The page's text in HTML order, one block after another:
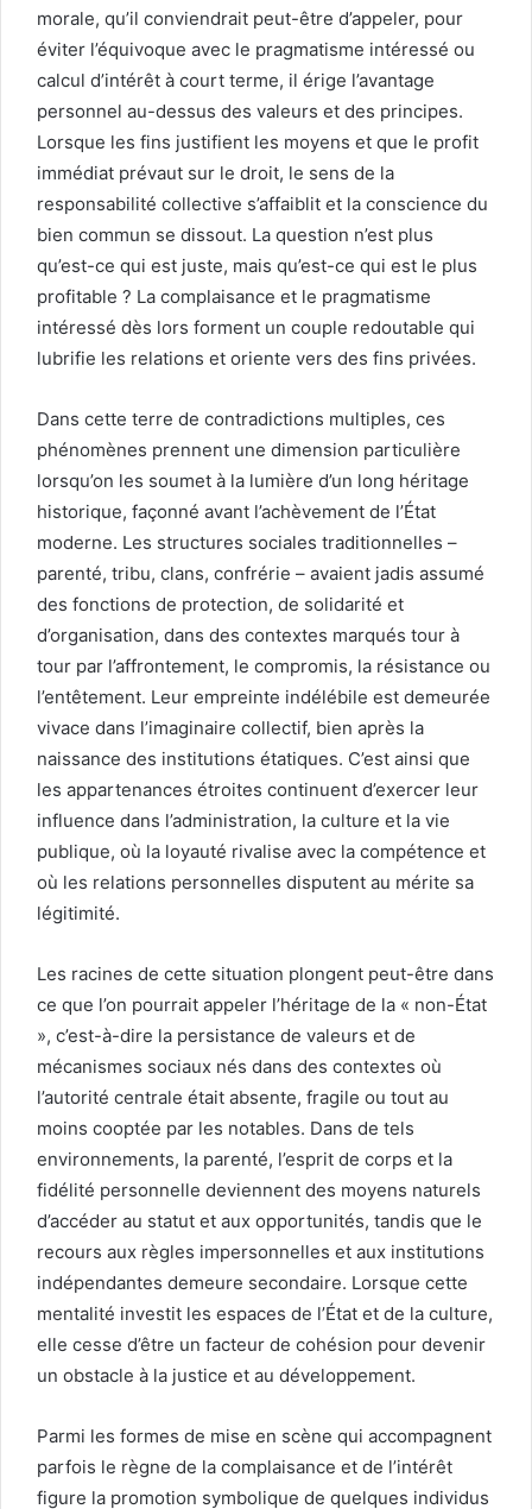
morale, qu’il conviendrait peut-être d’appeler, pour
éviter l’équivoque avec le pragmatisme intéressé ou
calcul d’intérêt à court terme, il érige l’avantage
personnel au-dessus des valeurs et des principes.
Lorsque les fins justifient les moyens et que le profit
immédiat prévaut sur le droit, le sens de la
responsabilité collective s’affaiblit et la conscience du
bien commun se dissout. La question n’est plus
qu’est-ce qui est juste, mais qu’est-ce qui est le plus
profitable ? La complaisance et le pragmatisme
intéressé dès lors forment un couple redoutable qui
lubrifie les relations et oriente vers des fins privées.
Dans cette terre de contradictions multiples, ces
phénomènes prennent une dimension particulière
lorsqu’on les soumet à la lumière d’un long héritage
historique, façonné avant l’achèvement de l’État
moderne. Les structures sociales traditionnelles –
parenté, tribu, clans, confrérie – avaient jadis assumé
des fonctions de protection, de solidarité et
d’organisation, dans des contextes marqués tour à
tour par l’affrontement, le compromis, la résistance ou
l’entêtement. Leur empreinte indélébile est demeurée
vivace dans l’imaginaire collectif, bien après la
naissance des institutions étatiques. C’est ainsi que
les appartenances étroites continuent d’exercer leur
influence dans l’administration, la culture et la vie
publique, où la loyauté rivalise avec la compétence et
où les relations personnelles disputent au mérite sa
légitimité.
Les racines de cette situation plongent peut-être dans
ce que l’on pourrait appeler l’héritage de la « non-État
», c’est-à-dire la persistance de valeurs et de
mécanismes sociaux nés dans des contextes où
l’autorité centrale était absente, fragile ou tout au
moins cooptée par les notables. Dans de tels
environnements, la parenté, l’esprit de corps et la
fidélité personnelle deviennent des moyens naturels
d’accéder au statut et aux opportunités, tandis que le
recours aux règles impersonnelles et aux institutions
indépendantes demeure secondaire. Lorsque cette
mentalité investit les espaces de l’État et de la culture,
elle cesse d’être un facteur de cohésion pour devenir
un obstacle à la justice et au développement.
Parmi les formes de mise en scène qui accompagnent
parfois le règne de la complaisance et de l’intérêt
figure la promotion symbolique de quelques individus